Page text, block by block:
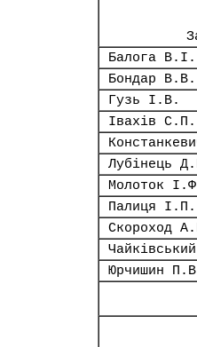
Балога В.І.
Бондар В.В.
Гузь І.В.
Івахів С.П.
Лубінець
Молоток
Палиця І.П.
Скороход
Юрчишин